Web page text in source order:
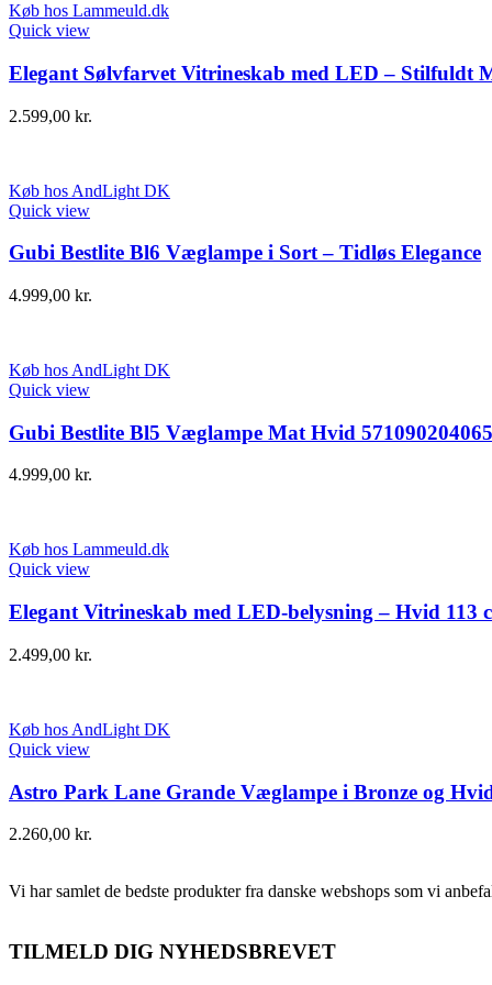
Køb hos Lammeuld.dk
Quick view
Elegant Sølvfarvet Vitrineskab med LED – Stilfuldt
2.599,00 kr.
Køb hos AndLight DK
Quick view
Gubi Bestlite Bl6 Væglampe i Sort – Tidløs Elegance
4.999,00 kr.
Køb hos AndLight DK
Quick view
Gubi Bestlite Bl5 Væglampe Mat Hvid
4.999,00 kr.
Køb hos Lammeuld.dk
Quick view
Elegant Vitrineskab med LED-belysning – Hvid 113
2.499,00 kr.
Køb hos AndLight DK
Quick view
Astro Park Lane Grande Væglampe i Bronze og
2.260,00 kr.
Vi har samlet de bedste produkter fra danske webshops som vi
TILMELD DIG NYHEDSBREVET